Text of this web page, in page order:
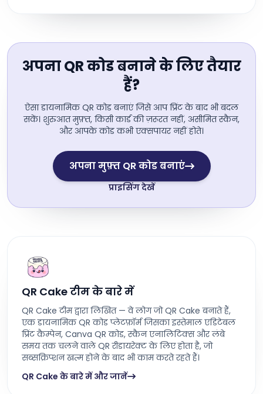
अपना QR कोड बनाने के लिए तैयार
हैं?
ऐसा डायनामिक QR कोड बनाएं जिसे आप प्रिंट के बाद भी बदल
सकें। शुरुआत मुफ़्त, किसी कार्ड की ज़रूरत नहीं, असीमित स्कैन,
और आपके कोड कभी एक्सपायर नहीं होते।
अपना मुफ़्त QR कोड बनाएं
प्राइसिंग देखें
QR Cake टीम के बारे में
QR Cake टीम द्वारा लिखित — वे लोग जो QR Cake बनाते हैं,
एक डायनामिक QR कोड प्लेटफ़ॉर्म जिसका इस्तेमाल एडिटेबल
प्रिंट कैम्पेन, Canva QR कोड, स्कैन एनालिटिक्स और लंबे
समय तक चलने वाले QR रीडायरेक्ट के लिए होता है, जो
सब्सक्रिप्शन खत्म होने के बाद भी काम करते रहते हैं।
QR Cake के बारे में और जानें